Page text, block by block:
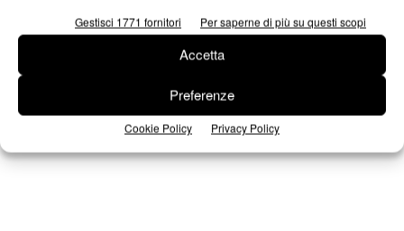
Gestisci 1771 fornitori Per saperne di più su questi scopi
Accetta
Preferenze
Cookie Policy Privacy Policy
Seguici su Facebook